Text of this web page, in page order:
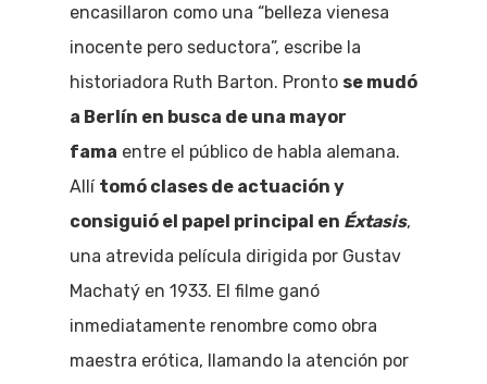
encasillaron como una “belleza vienesa
inocente pero seductora”, escribe la
historiadora Ruth Barton. Pronto se mudó
a Berlín en busca de una mayor
fama entre el público de habla alemana.
Allí tomó clases de actuación y
consiguió el papel principal en Éxtasis,
una atrevida película dirigida por Gustav
Machatý en 1933. El filme ganó
inmediatamente renombre como obra
maestra erótica, llamando la atención por